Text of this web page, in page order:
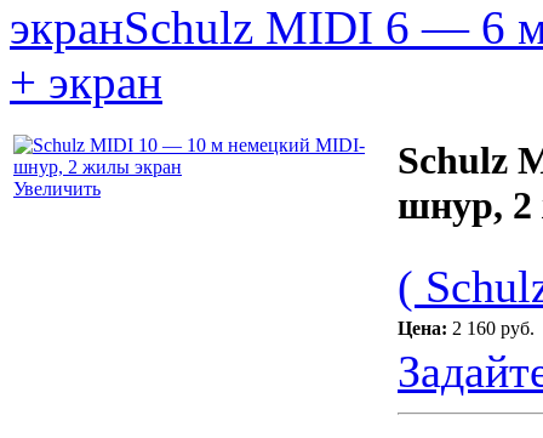
экранSchulz MIDI 6 — 6
+ экран
Увеличить
Schulz
шнур, 2
(
Цена: 2 160 руб.